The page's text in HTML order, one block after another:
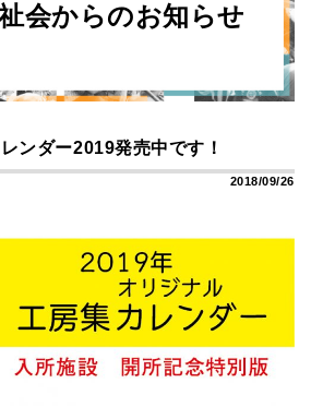
会からのお知らせ
ンダー2019発売中です！
2018/09/26